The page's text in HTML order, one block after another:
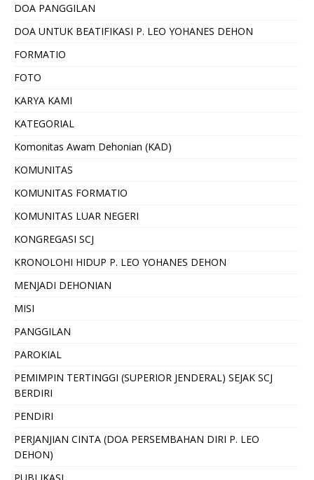
DOA PANGGILAN
DOA UNTUK BEATIFIKASI P. LEO YOHANES DEHON
FORMATIO
FOTO
KARYA KAMI
KATEGORIAL
Komonitas Awam Dehonian (KAD)
KOMUNITAS
KOMUNITAS FORMATIO
KOMUNITAS LUAR NEGERI
KONGREGASI SCJ
KRONOLOHI HIDUP P. LEO YOHANES DEHON
MENJADI DEHONIAN
MISI
PANGGILAN
PAROKIAL
PEMIMPIN TERTINGGI (SUPERIOR JENDERAL) SEJAK SCJ
BERDIRI
PENDIRI
PERJANJIAN CINTA (DOA PERSEMBAHAN DIRI P. LEO
DEHON)